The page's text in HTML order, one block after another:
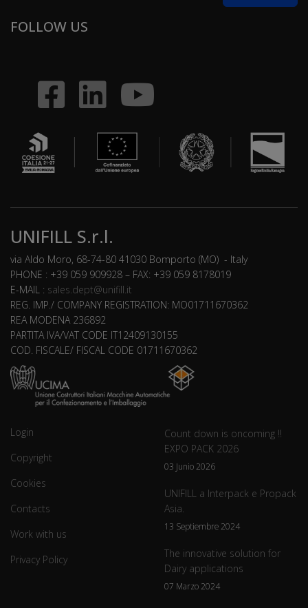
FOLLOW US
UNIFILL S.r.l.
via Aldo Moro, 68-74-80 41030 Bomporto (MO) - Italy
PHONE : +39 059 909928 – FAX: +39 059 8178019
E-MAIL : sales.dept@unifill.it
REG. IMP./ COMPANY REGISTRATION: MO01711670362
REA MODENA 236892
PARTITA IVA/VAT CODE IT12409130155
COD. FISCALE/ FISCAL CODE 01711670362
Login
Copyright
Cookies
Contacts
Work with us
Privacy Policy
Count down is oncoming !!
EXPO PACK 2026
03 Junio 2026
UNIFILL a Interpack e Propack
Asia.
13 Septiembre 2024
The innovative solution for
Dairy applications
07 Marzo 2024